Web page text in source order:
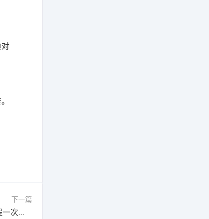
下一篇
下一篇：手游兑换码怎么用更稳妥，领取与兑换流程一次讲清